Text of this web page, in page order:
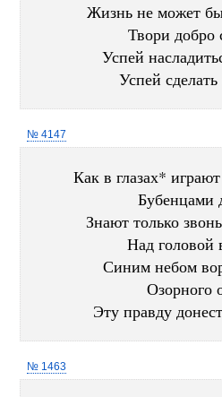
Жизнь не может
Твори добро
Успей
Успей сделать
№ 4147
Как в глазах*
Бубенцами
Знают только
Над головой
Синим небом
Озорного
Эту правду
№ 1463